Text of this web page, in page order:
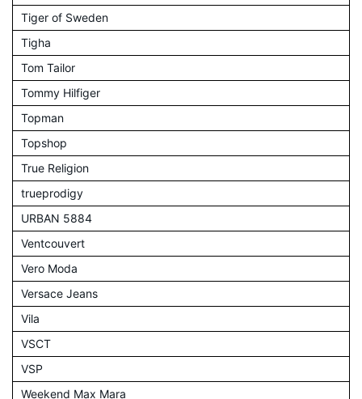
Tiger of Sweden
Tigha
Tom Tailor
Tommy Hilfiger
Topman
Topshop
True Religion
trueprodigy
URBAN 5884
Ventcouvert
Vero Moda
Versace Jeans
Vila
VSCT
VSP
Weekend Max Mara